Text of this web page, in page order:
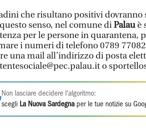
che risultano positivi
senso, nel comune diPalauè
per le persone in quarantena,
i numeri di telefono 0789
una mail all’indirizzo di posta
o
Non lasciare decidere l'algoritmo:
scegli La Nuova Sardegna per le tue notizie su